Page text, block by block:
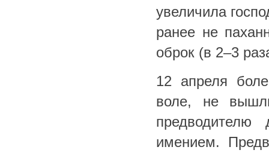
увеличила
ранее не
оброк (в 2–3
12 апреля
воле, не
имением.